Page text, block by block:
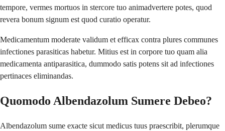
tempore, vermes mortuos in stercore tuo animadvertere potes, quod
revera bonum signum est quod curatio operatur.
Medicamentum moderate validum et efficax contra plures communes
infectiones parasiticas habetur. Mitius est in corpore tuo quam alia
medicamenta antiparasitica, dummodo satis potens sit ad infectiones
pertinaces eliminandas.
Quomodo Albendazolum Sumere Debeo?
Albendazolum sume exacte sicut medicus tuus praescribit, plerumque